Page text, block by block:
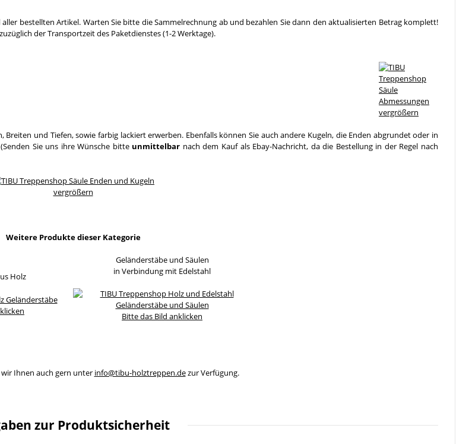
bestellten Artikel. Warten Sie bitte die Sammelrechnung ab und bezahlen Sie dann den aktualisierten Betrag komplett!
der Transportzeit des Paketdienstes (1-2 Werktage).
vergrößern
und Tiefen, sowie farbig lackiert erwerben. Ebenfalls können Sie auch andere Kugeln, die Enden abgrundet oder in
Sie uns ihre Wünsche bitte unmittelbar nach dem Kauf als Ebay-Nachricht, da die Bestellung in der Regel nach
vergrößern
Weitere Produkte dieser Kategorie
Holz
Geländerstäbe und Säulen
in Verbindung mit Edelstahl
Bitte das Bild anklicken
Ihnen auch gern unter info@tibu-holztreppen.dezur Verfügung.
zur Produktsicherheit